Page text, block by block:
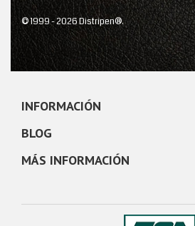
© 1999 - 2026 Distripen®.
INFORMACIÓN
BLOG
MÁS INFORMACIÓN